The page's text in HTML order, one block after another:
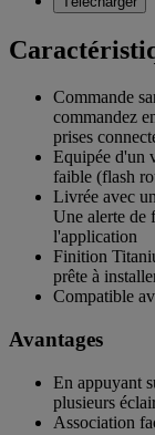
Commande
commandez
prises
Equipée d'un
faible (flash
Livrée avec
Une alerte de
l'application
Finition
prête à
Compatible
Avantages
En appuyant
plusieurs
Association